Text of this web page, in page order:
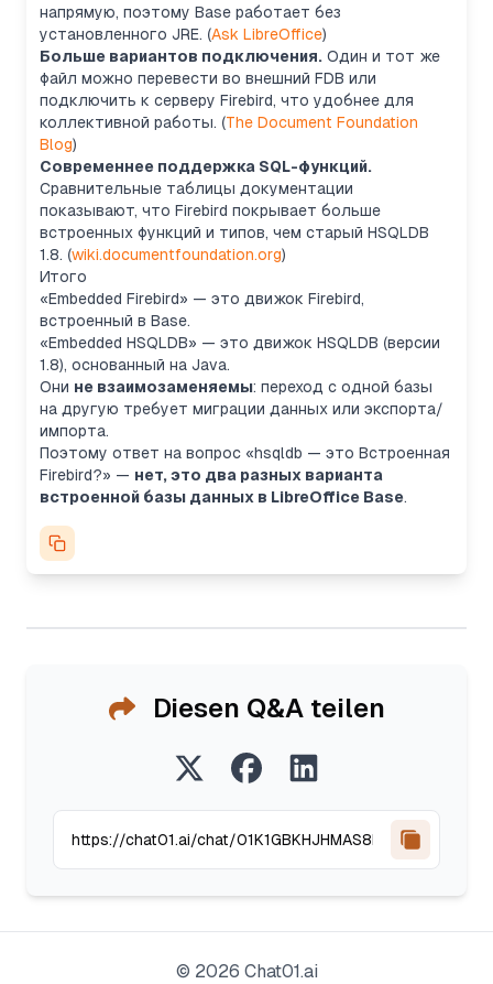
напрямую, поэтому Base работает без
установленного JRE. (Ask LibreOffice)
Больше вариантов подключения. Один и тот же
файл можно перевести во внешний FDB или
подключить к серверу Firebird, что удобнее для
коллективной работы. (The Document Foundation
Blog)
Современнее поддержка SQL-функций.
Сравнительные таблицы документации
показывают, что Firebird покрывает больше
встроенных функций и типов, чем старый HSQLDB
1.8. (wiki.documentfoundation.org)
Итого
«Embedded Firebird» — это движок Firebird,
встроенный в Base.
«Embedded HSQLDB» — это движок HSQLDB (версии
1.8), основанный на Java.
Они не взаимозаменяемы: переход с одной базы
на другую требует миграции данных или экспорта/
импорта.
Поэтому ответ на вопрос «hsqldb — это Встроенная
Firebird?» — нет, это два разных варианта
встроенной базы данных в LibreOffice Base.
Diesen Q&A teilen
© 2026 Chat01.ai